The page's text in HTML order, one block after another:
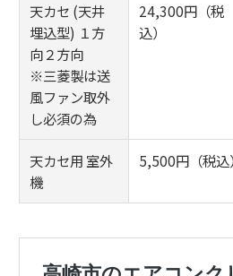
天カセ (天井
埋込型) １方
向２方向
※三菱製は送
風ファン取外
し必須の為
24,300円（税
込）
天カセ用 室外
機
5,500円（税込）